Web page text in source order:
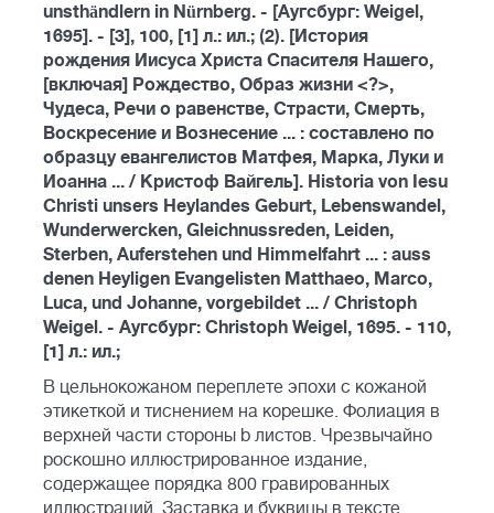
unsthändlern in Nürnberg. - [Аугсбург: Weigel,
1695]. - [3], 100, [1] л.: ил.; (2). [История
рождения Иисуса Христа Спасителя Нашего,
[включая] Рождество, Образ жизни <?>,
Чудеса, Речи о равенстве, Страсти, Смерть,
Воскресение и Вознесение ... : составлено по
образцу евангелистов Матфея, Марка, Луки и
Иоанна ... / Кристоф Вайгель]. Historia von Iesu
Christi unsers Heylandes Geburt, Lebenswandel,
Wunderwercken, Gleichnussreden, Leiden,
Sterben, Auferstehen und Himmelfahrt ... : auss
denen Heyligen Evangelisten Matthaeo, Marco,
Luca, und Johanne, vorgebildet ... / Christoph
Weigel. - Аугсбург: Christoph Weigel, 1695. - 110,
[1] л.: ил.;
В цельнокожаном переплете эпохи с кожаной
этикеткой и тиснением на корешке. Фолиация в
верхней части стороны b листов. Чрезвычайно
роскошно иллюстрированное издание,
содержащее порядка 800 гравированных
иллюстраций. Заставка и буквицы в тексте